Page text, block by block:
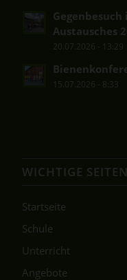
Gegenbesuch
Austausches
20.07.2026 - 13:29
15.07.2026 - 8:33
WICHTIGE SEITEN
Startseite
Schule
Unterricht
Angebote